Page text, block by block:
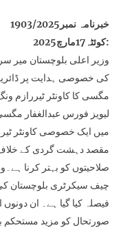
خبرنامہ نمبر1903/2025
کوئٹہ17مارچ2025:
وزیر اعلی بلوچستان میر
کی خصوصی ہدایت پر
مگسی کا کاونٹر ٹیررازم
لیویز فورس عبدالغفار
میں ایک خصوصی کاونٹر
مقصد دہشت گردی کے خلاف
صلاحیتوں کو بہتر کرنا
چیف سیکرٹری بلوچستان
فیصلہ کیا گیا ہے۔ ان
صورتحال کو مزید مستحکم